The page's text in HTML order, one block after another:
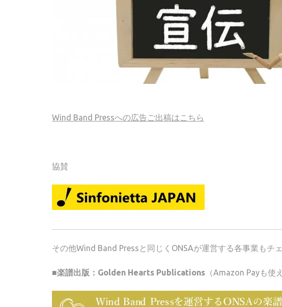
Wind Band Pressへの広告ご出稿はこちら
協賛
その他Wind Band Pressと同じくONSAが運営する各事業もチ
■楽譜出版：Golden Hearts Publications （Amazon Payも使